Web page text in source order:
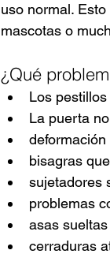
uso normal.
mascotas o
¿Qué
Los
La puerta
bisagras
sujetadores
problemas
asas
cerraduras